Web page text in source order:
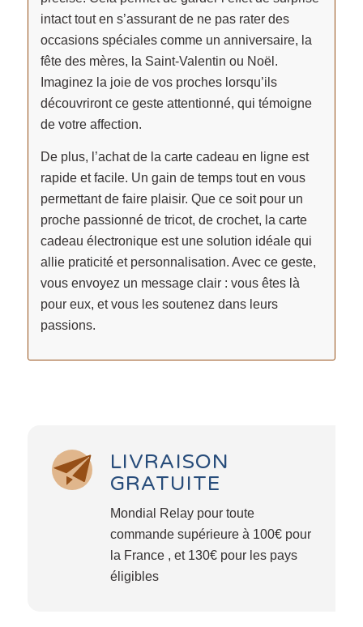
intact tout en s’assurant de ne pas rater des
occasions spéciales comme un anniversaire, la
fête des mères, la Saint-Valentin ou Noël.
Imaginez la joie de vos proches lorsqu’ils
découvriront ce geste attentionné, qui témoigne
de votre affection.
De plus, l’achat de la carte cadeau en ligne est
rapide et facile. Un gain de temps tout en vous
permettant de faire plaisir. Que ce soit pour un
proche passionné de tricot, de crochet, la carte
cadeau électronique est une solution idéale qui
allie praticité et personnalisation. Avec ce geste,
vous envoyez un message clair : vous êtes là
pour eux, et vous les soutenez dans leurs
passions.
LIVRAISON
GRATUITE
Mondial Relay pour toute
commande supérieure à 100€ pour
la France , et 130€ pour les pays
éligibles